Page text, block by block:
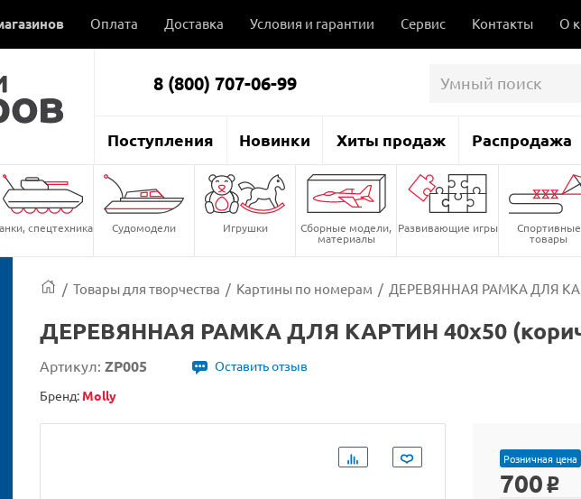
Оплата Доставка Условия и гарантии Сервис Контакты О
8 (800) 707-06-99
Поступления Новинки Хиты продаж Распродажа
спецтехника Судомодели Игрушки Сборные модели,
материалы
Развивающие игры Спортивные
товары
/ Товары для творчества / Картины по номерам / ДЕРЕВЯННАЯ РАМКА ДЛЯ
ДЕРЕВЯННАЯ РАМКА ДЛЯ КАРТИН 40х50
Артикул: ZP005
Оставить отзыв
Бренд: Molly
Розничная цена
700 o